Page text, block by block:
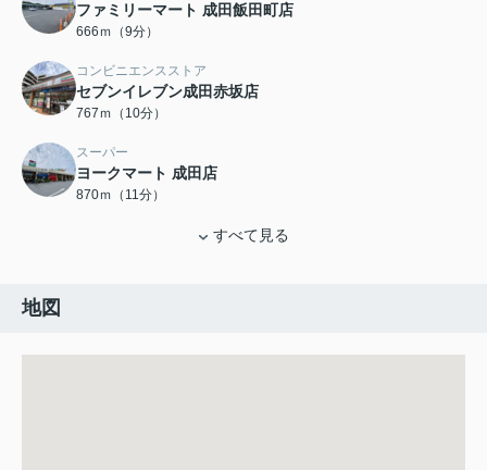
ファミリーマート 成田飯田町店
666ｍ（9分）
コンビニエンスストア
セブンイレブン成田赤坂店
767ｍ（10分）
スーパー
ヨークマート 成田店
870ｍ（11分）
すべて見る
地図